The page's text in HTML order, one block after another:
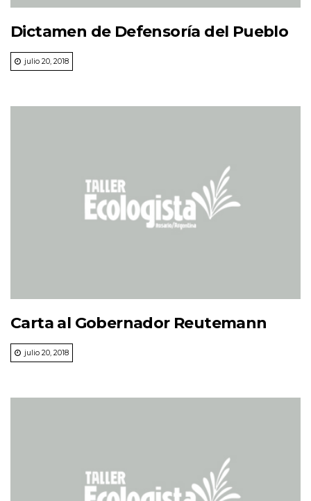
Dictamen de Defensoría del Pueblo
julio 20, 2018
Carta al Gobernador Reutemann
julio 20, 2018